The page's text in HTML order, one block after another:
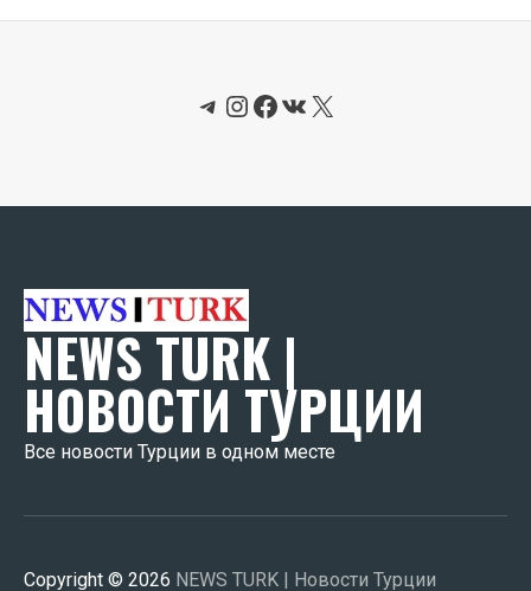
Telegram
Instagram
Facebook
ВКонтакте
X
NEWS TURK |
НОВОСТИ ТУРЦИИ
Все новости Турции в одном месте
Copyright © 2026 NEWS TURK | Новости Турции